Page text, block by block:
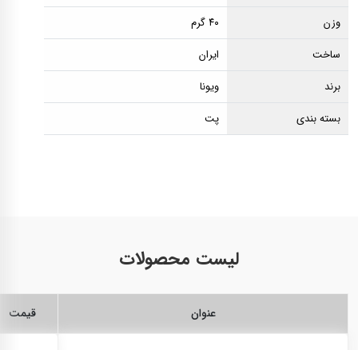
وزن
۴۰ گرم
ساخت
ایران
برند
ویونا
بسته بندی
پت
لیست محصولات
عنوان قیمت